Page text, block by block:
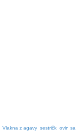
Vlakna z agavy sestričk ovin sa